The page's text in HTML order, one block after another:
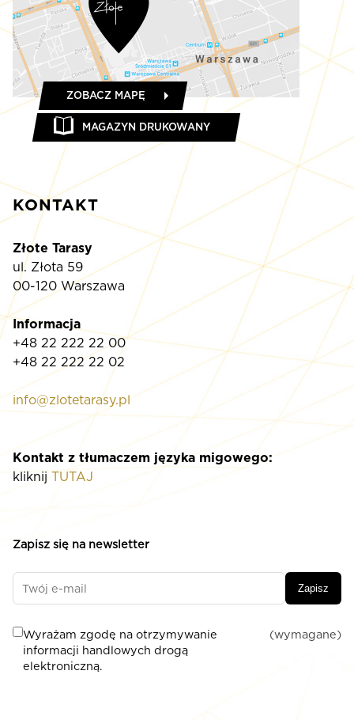
KONTAKT
Złote Tarasy
ul. Złota 59
00-120 Warszawa
Informacja
+48 22 222 22 00
+48 22 222 22 02
info@zlotetarasy.pl
Kontakt z tłumaczem języka migowego:
kliknij TUTAJ
Zapisz się na newsletter
Zapisz
Wyrażam zgodę na otrzymywanie
informacji handlowych drogą
elektroniczną.
(wymagane)
ZOBACZ MAPĘ
MAGAZYN DRUKOWANY